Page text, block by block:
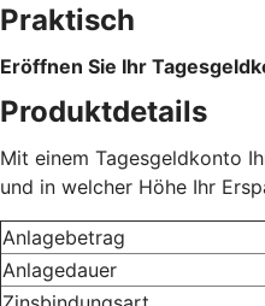
Praktisch
Eröffnen Sie Ihr
Produktdetails
Mit einem Tagesgeldkonto
und in welcher Höhe Ihr
Anlagebetrag
Anlagedauer